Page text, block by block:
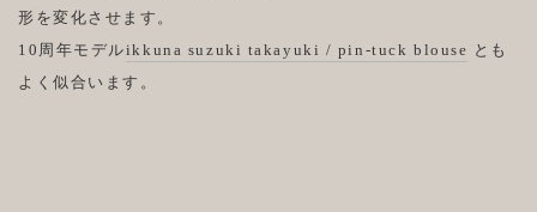
形を変化させます。
10周年モデルikkuna suzuki takayuki / pin-tuck blouse とも
よく似合います。